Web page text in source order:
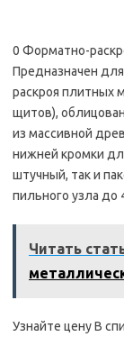
0 Форматно-
Предназначен
раскроя
щитов),
из массивной
нижней кромки
штучный, так и
пильного узла до
Читать
Узнайте цену В